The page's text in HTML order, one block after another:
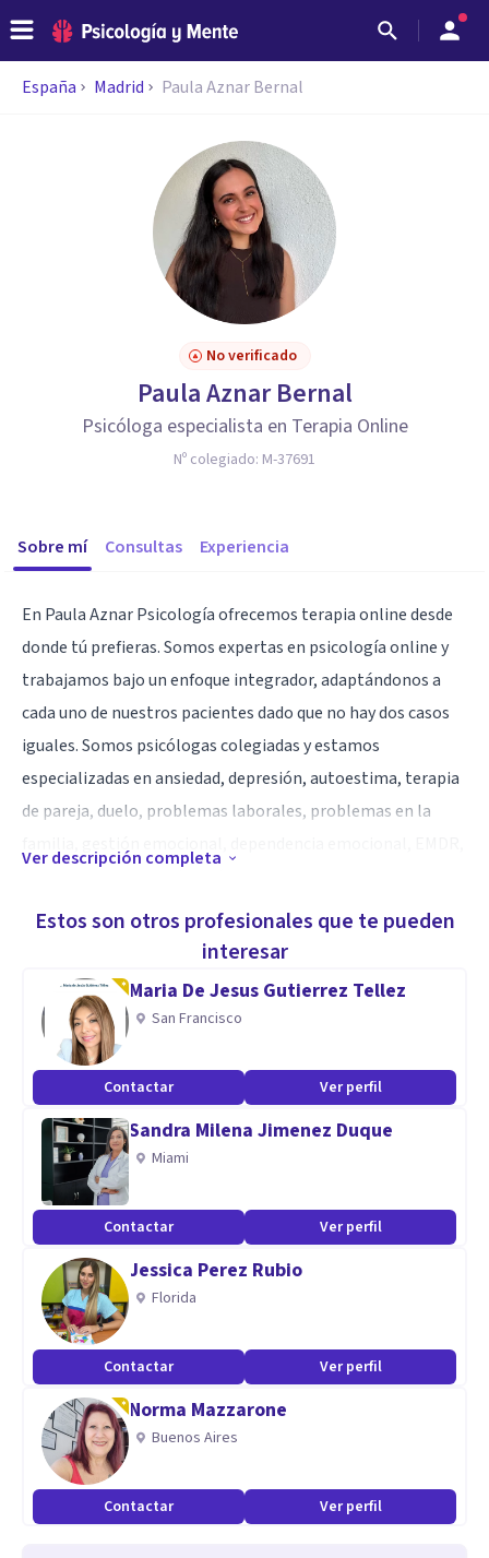
España Madrid Paula Aznar Bernal
No verificado
Paula Aznar Bernal
Psicóloga especialista en Terapia Online
Nº colegiado: M-37691
Sobre mí Consultas Experiencia
En Paula Aznar Psicología ofrecemos terapia online desde
donde tú prefieras. Somos expertas en psicología online y
trabajamos bajo un enfoque integrador, adaptándonos a
cada uno de nuestros pacientes dado que no hay dos casos
iguales. Somos psicólogas colegiadas y estamos
especializadas en ansiedad, depresión, autoestima, terapia
de pareja, duelo, problemas laborales, problemas en la
Sabemos que empezar a cuidarte a veces puede ser todo un
reto, por eso te ofrecemos una 1° llamada gratuita para que
podamos conocernos y te sientas más segura antes de
tomar la decisión.
No dudes en resolver cualquier duda, escríbenos y
estaremos encantadas de ayudarte. Empieza con nosotras a
cuidar de tu salud mental, tu bienestar es una prioridad.
Reserva ya tu primera consulta gratuita.
Especialidad
Ansiedad
Autoestima
Heridas Emocionales
Gestión Emocional
Problemas Pareja
Problemas Laborales
Problemas Familiares
Ver descripción completa
Estos son otros profesionales que te pueden
interesar
Maria De Jesus Gutierrez Tellez
San Francisco
Contactar Ver perfil
Sandra Milena Jimenez Duque
Miami
Contactar Ver perfil
Jessica Perez Rubio
Florida
Contactar Ver perfil
Norma Mazzarone
Buenos Aires
Contactar Ver perfil